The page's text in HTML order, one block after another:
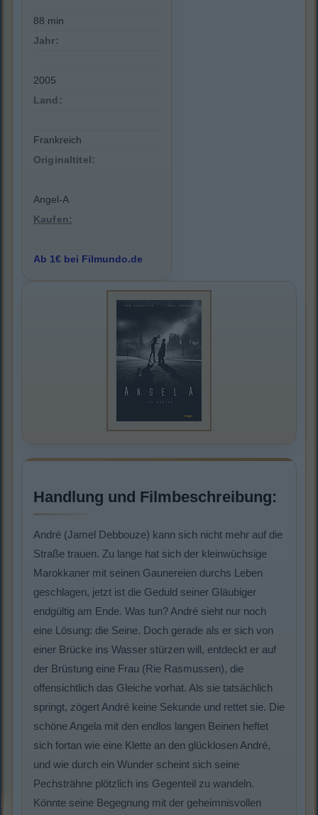
88 min
Jahr:
2005
Land:
Frankreich
Originaltitel:
Angel-A
Kaufen:
Ab 1€ bei Filmundo.de
Handlung und Filmbeschreibung:
André (Jamel Debbouze) kann sich nicht mehr auf die
Straße trauen. Zu lange hat sich der kleinwüchsige
Marokkaner mit seinen Gaunereien durchs Leben
geschlagen, jetzt ist die Geduld seiner Gläubiger
endgültig am Ende. Was tun? André sieht nur noch
eine Lösung: die Seine. Doch gerade als er sich von
einer Brücke ins Wasser stürzen will, entdeckt er auf
der Brüstung eine Frau (Rie Rasmussen), die
offensichtlich das Gleiche vorhat. Als sie tatsächlich
springt, zögert André keine Sekunde und rettet sie. Die
schöne Angela mit den endlos langen Beinen heftet
sich fortan wie eine Klette an den glücklosen André,
und wie durch ein Wunder scheint sich seine
Pechsträhne plötzlich ins Gegenteil zu wandeln.
Könnte seine Begegnung mit der geheimnisvollen